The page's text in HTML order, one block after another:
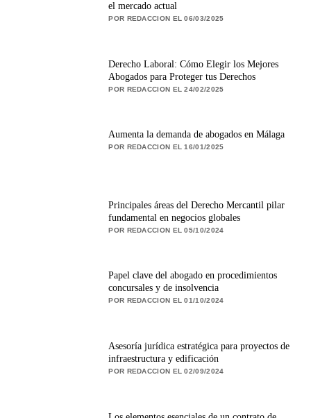
el mercado actual
POR REDACCION EL 06/03/2025
Derecho Laboral: Cómo Elegir los Mejores
Abogados para Proteger tus Derechos
POR REDACCION EL 24/02/2025
Aumenta la demanda de abogados en Málaga
POR REDACCION EL 16/01/2025
Principales áreas del Derecho Mercantil pilar
fundamental en negocios globales
POR REDACCION EL 05/10/2024
Papel clave del abogado en procedimientos
concursales y de insolvencia
POR REDACCION EL 01/10/2024
Asesoría jurídica estratégica para proyectos de
infraestructura y edificación
POR REDACCION EL 02/09/2024